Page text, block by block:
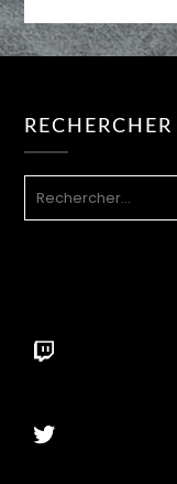
RECHERCHER
Twitch
Twitter